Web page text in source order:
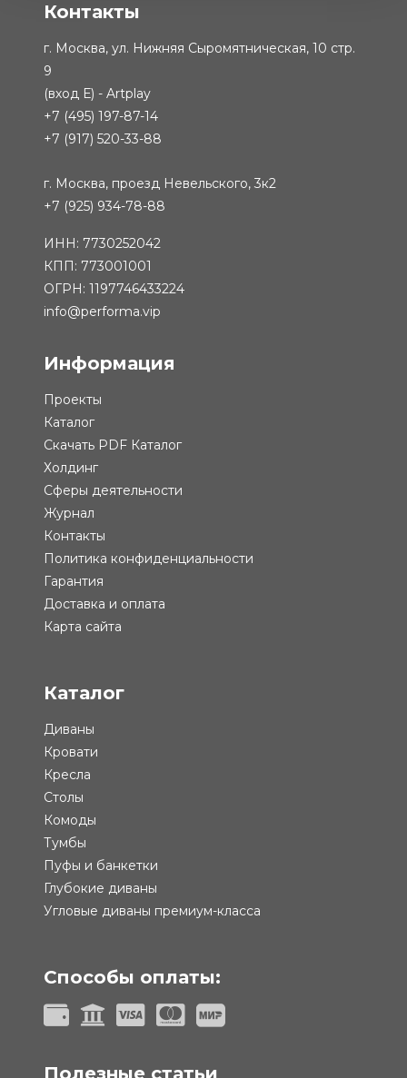
Контакты
г. Москва, ул. Нижняя Сыромятническая, 10 стр.
9
(вход Е) - Artplay
+7 (495) 197-87-14
+7 (917) 520-33-88
г. Москва, проезд Невельского, 3к2
+7 (925) 934-78-88
ИНН: 7730252042
КПП: 773001001
ОГРН: 1197746433224
info@performa.vip
Информация
Проекты
Каталог
Скачать PDF Каталог
Холдинг
Сферы деятельности
Журнал
Контакты
Политика конфиденциальности
Гарантия
Доставка и оплата
Карта сайта
Каталог
Диваны
Кровати
Кресла
Столы
Комоды
Тумбы
Пуфы и банкетки
Глубокие диваны
Угловые диваны премиум-класса
Способы оплаты:
Полезные статьи